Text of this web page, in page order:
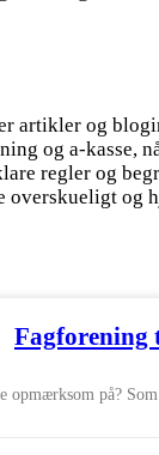
artikler og
og a-kasse,
regler og
overskueligt
Fagforening
på?